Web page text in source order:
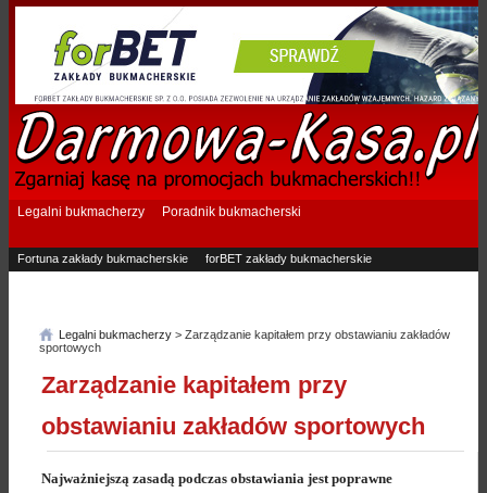
Legalni bukmacherzy Poradnik bukmacherski
Fortuna zakłady bukmacherskie
forBET zakłady bukmacherskie
Legalni bukmacherzy > Zarządzanie kapitałem przy obstawianiu zakładów
sportowych
Zarządzanie kapitałem przy
obstawianiu zakładów sportowych
Najważniejszą zasadą podczas obstawiania jest poprawne